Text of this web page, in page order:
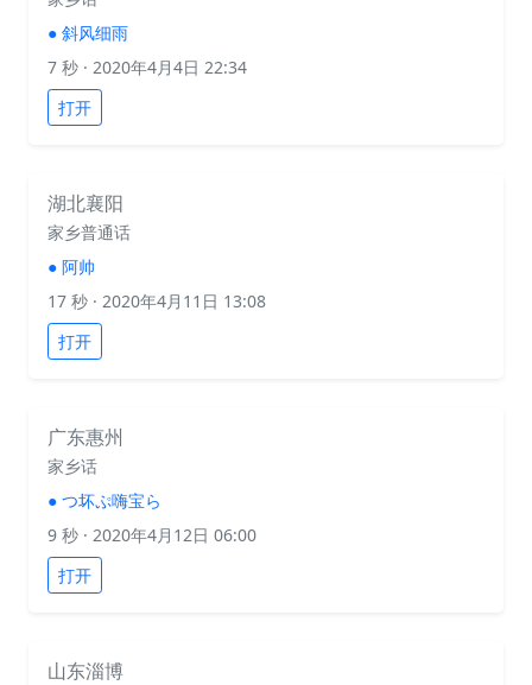
● 斜风细雨
7 秒 · 2020年4月4日 22:34
打开
湖北襄阳
家乡普通话
● 阿帅
17 秒 · 2020年4月11日 13:08
打开
广东惠州
家乡话
● つ坏ぷ嗨宝ら
9 秒 · 2020年4月12日 06:00
打开
山东淄博